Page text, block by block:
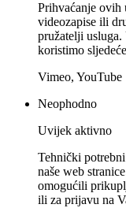
Prihvaćanje ovih
videozapise ili
pružatelji
koristimo
Vimeo, YouTube
Neophodno
Uvijek aktivno
Tehnički
naše web
omogućili
ili za prijavu na